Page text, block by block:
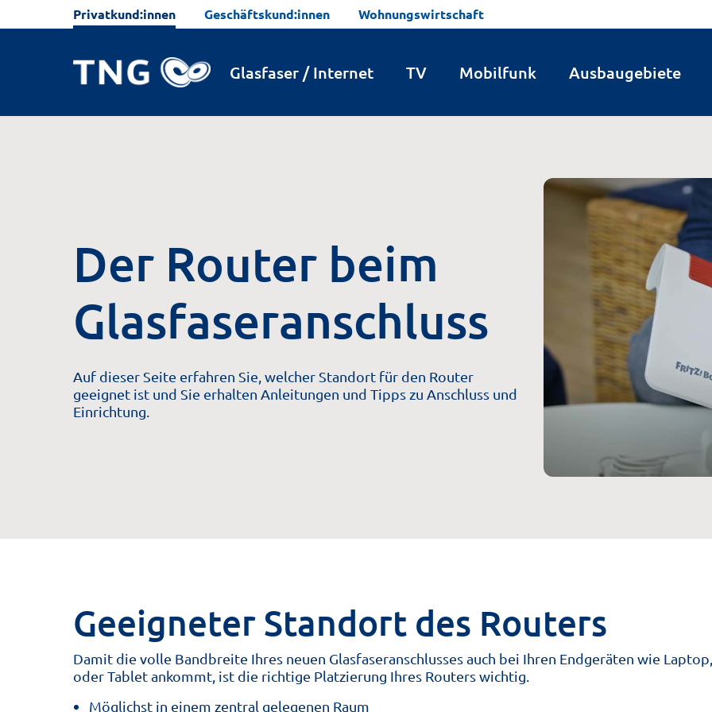
Privatkund:innen Geschäftskund:innen Wohnungswirtschaft
Glasfaser / Internet TV Mobilfunk Ausbaugebiete
Der Router beim
Glasfaseranschluss
Auf dieser Seite erfahren Sie, welcher Standort für den Router
geeignet ist und Sie erhalten Anleitungen und Tipps zu Anschluss und
Einrichtung.
Geeigneter Standort des Routers
Damit die volle Bandbreite Ihres neuen Glasfaseranschlusses auch bei Ihren Endgeräten wie
oder Tablet ankommt, ist die richtige Platzierung Ihres Routers wichtig.
Möglichst in einem zentral gelegenen Raum